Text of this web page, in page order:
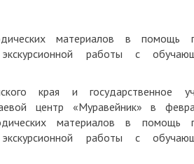
материалов в помощь
экскурсионной работы с
края и государственное
центр «Муравейник» в
материалов в помощь
экскурсионной работы с